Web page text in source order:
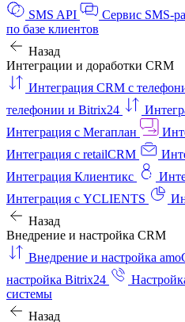
SMS API
Сервис SMS-
по базе клиентов
Назад
Интеграции и доработки CRM
Интеграция CRM с
телефонии и Bitrix24
Интеграция с Мегаплан
Интеграция с retailCRM
Интеграция Клиентикс
Интеграция с YCLIENTS
Назад
Внедрение и настройка CRM
Внедрение и настройка
настройка Bitrix24
системы
Назад